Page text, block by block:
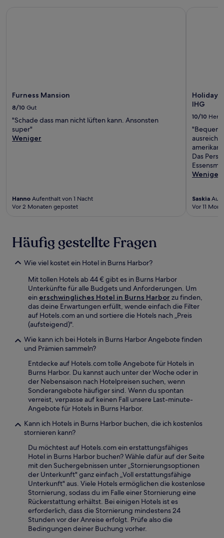
Furness Mansion
8/10 Gut
"Schade dass man nicht lüften kann. Ansonsten
super"
Weniger
Hanno Aufenthalt von 1 Nacht
Vor 2 Monaten gepostet
Holiday
IHG
10/10
Das
Weniger
Saskia
Vor 11
Häufig gestellte Fragen
Wie viel kostet ein Hotel in Burns Harbor?
Mit tollen Hotels ab 44 € gibt es in Burns Harbor
Unterkünfte für alle Budgets und Anforderungen. Um
ein erschwingliches Hotel in Burns Harbor zu finden,
das deine Erwartungen erfüllt, wende einfach die Filter
auf Hotels.com an und sortiere die Hotels nach „Preis
(aufsteigend)".
Wie kann ich bei Hotels in Burns Harbor Angebote finden
und Prämien sammeln?
Entdecke auf Hotels.com tolle Angebote für Hotels in
Burns Harbor. Du kannst auch unter der Woche oder in
der Nebensaison nach Hotelpreisen suchen, wenn
Sonderangebote häufiger sind. Wenn du spontan
verreist, verpasse auf keinen Fall unsere Last-minute-
Angebote für Hotels in Burns Harbor.
Kann ich Hotels in Burns Harbor buchen, die ich kostenlos
stornieren kann?
Du möchtest auf Hotels.com ein erstattungsfähiges
Hotel in Burns Harbor buchen? Wähle dafür auf der Seite
mit den Suchergebnissen unter „Stornierungsoptionen
der Unterkunft" ganz einfach „Voll erstattungsfähige
Unterkunft" aus. Viele Hotels ermöglichen die kostenlose
Stornierung, sodass du im Falle einer Stornierung eine
Rückerstattung erhältst. Bei einigen Hotels ist es
erforderlich, dass die Stornierung mindestens 24
Stunden vor der Anreise erfolgt. Prüfe also die
Bedingungen deiner Buchung vorher.